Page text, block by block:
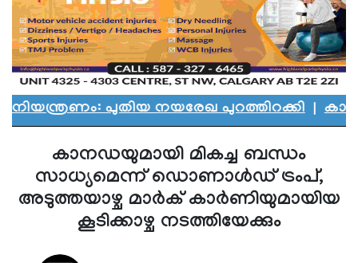
പുതിയ നയരേഖ പുറത്തിറക്കി|
കാനഡയുമായി മികച്ച ബന്ധം
സാധ്യമെന്ന് ഡൊണാള്‍ഡ് ട്രംപ്,
അടുത്തയാഴ്ച മാർക് കാർണിയുമായിയ
കൂടിക്കാഴ്ച നടത്തിയേക്കും